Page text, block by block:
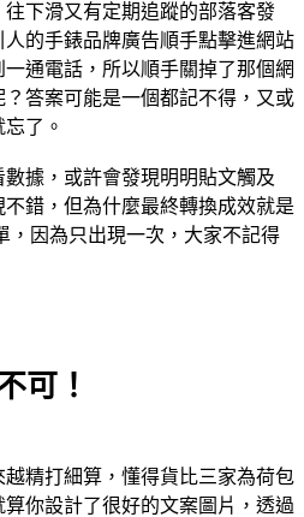
下滑又有定期追蹤的部落客發
的手錶品牌廣告順手點擊進網站
通電話，所以順手關掉了那個網
答案可能是一個都記不得，又或
了。
據，或許會發現明明貼文觸及
錯，但為什麼最終轉換成效就是
，因為只出現一次，大家不記得
可！
精打細算，懂得貨比三家為荷包
你設計了很好的文案圖片，透過